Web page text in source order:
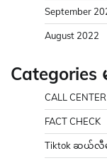
September
August 2022
CALL CENTER
FACT CHECK
Tiktok ဆယ်လီမ